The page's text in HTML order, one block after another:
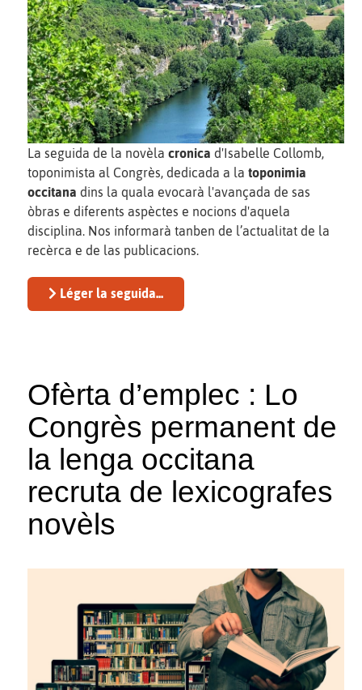
La seguida de la novèla cronica d'Isabelle Collomb,
toponimista al Congrès, dedicada a la toponimia
occitana dins la quala evocarà l'avançada de sas
òbras e diferents aspèctes e nocions d'aquela
disciplina. Nos informarà tanben de l’actualitat de la
recèrca e de las publicacions.
Léger la seguida...
Ofèrta d’emplec : Lo
Congrès permanent de
la lenga occitana
recruta de lexicografes
novèls